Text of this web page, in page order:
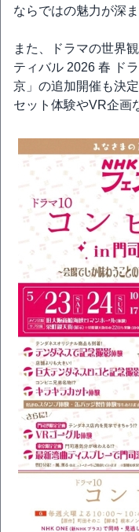
ならではの魅力が深ま
また、ドラマの世界
ティバル 2026 春 ド
京」の追加開催も決
セット体験やVR企画